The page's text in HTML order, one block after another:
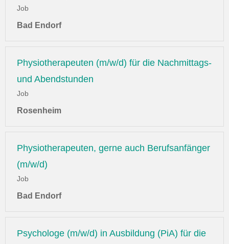
Job
Bad Endorf
Physiotherapeuten (m/w/d) für die Nachmittags-
und Abendstunden
Job
Rosenheim
Physiotherapeuten, gerne auch Berufsanfänger
(m/w/d)
Job
Bad Endorf
Psychologe (m/w/d) in Ausbildung (PiA) für die